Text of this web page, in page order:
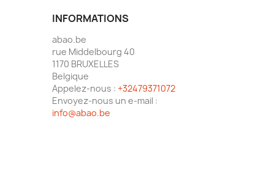
INFORMATIONS
abao.be
rue Middelbourg 40
1170 BRUXELLES
Belgique
Appelez-nous : +32479371072
Envoyez-nous un e-mail :
info@abao.be